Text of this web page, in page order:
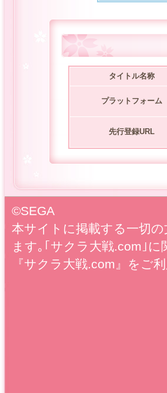
タイトル名称
プラットフォーム
先行登録URL
©SEGA
本サイトに掲載する一切
ます｡｢サクラ大戦.com｣
『サクラ大戦.com』をご